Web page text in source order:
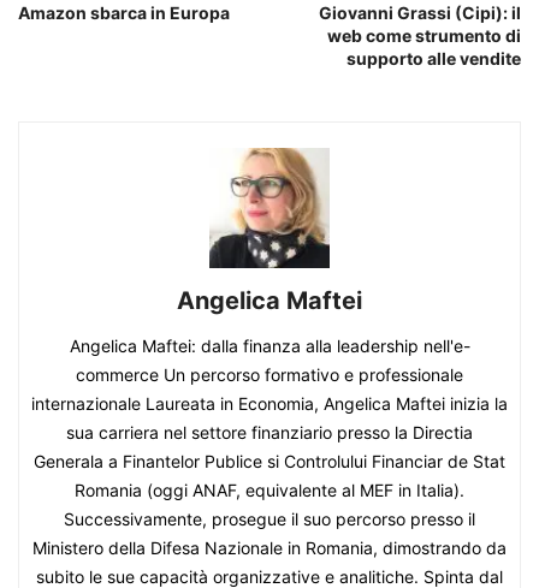
Amazon sbarca in Europa
Giovanni Grassi (Cipi): il
web come strumento di
supporto alle vendite
Angelica Maftei
Angelica Maftei: dalla finanza alla leadership nell'e-
commerce Un percorso formativo e professionale
internazionale Laureata in Economia, Angelica Maftei inizia la
sua carriera nel settore finanziario presso la Directia
Generala a Finantelor Publice si Controlului Financiar de Stat
Romania (oggi ANAF, equivalente al MEF in Italia).
Successivamente, prosegue il suo percorso presso il
Ministero della Difesa Nazionale in Romania, dimostrando da
subito le sue capacità organizzative e analitiche. Spinta dal